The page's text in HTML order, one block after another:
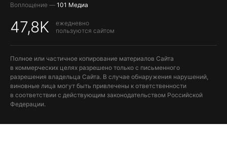
Воплощение — 101 Медиа
47,8K
ежедневно
пользуются сайтом
Полное или частичное копирование материалов Сайта
в коммерческих целях разрешено только с письменного
разрешения владельца Сайта. В случае обнаружения нарушений,
виновные лица могут быть привлечены к ответственности
в соответствии с действующим законодательством Российской
Федерации.